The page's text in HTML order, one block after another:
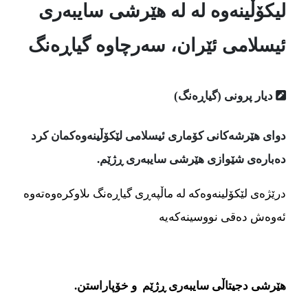
لیکۆڵینه‌وه‌ له له هێرشی سایبه‌ری
ئیسلامی ئێران، سه‌رچاوه‌ گیاڕه‌نگ
دیار پرونی (گیاڕه‌نگ)
دوای هێرشه‌کانی کۆماری ئیسلامی لێکۆڵینه‌وه‌کمان کرد
ده‌باره‌ی شێوازی هێرشی سایبه‌ری ڕژێم.
درێژه‌‌‌ی لێکۆلینه‌‌‌وه‌‌‌که‌‌‌ له ماڵپه‌‌‌ڕی گیاڕه‌‌‌نگ ىلاوکره‌‌‌وه‌‌‌ته‌‌‌وه‌‌‌
ئه‌‌‌وه‌‌‌ش ده‌‌‌قی نووسینه‌‌‌که‌‌‌یه‌‌‌
هێرشی دجیتاڵی سایبه‌‌‌ری ڕژێم و خۆپاراستن.